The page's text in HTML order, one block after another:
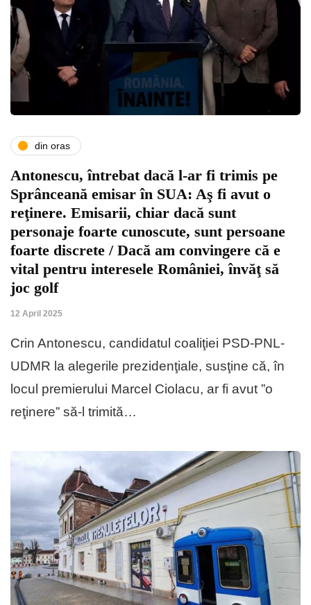
din oras
Antonescu, întrebat dacă l-ar fi trimis pe
Sprânceană emisar în SUA: Aş fi avut o
reţinere. Emisarii, chiar dacă sunt
personaje foarte cunoscute, sunt persoane
foarte discrete / Dacă am convingere că e
vital pentru interesele României, învăţ să
joc golf
12 April 2025
Crin Antonescu, candidatul coaliţiei PSD-PNL-
UDMR la alegerile prezidenţiale, susţine că, în
locul premierului Marcel Ciolacu, ar fi avut ”o
reţinere” să-l trimită…